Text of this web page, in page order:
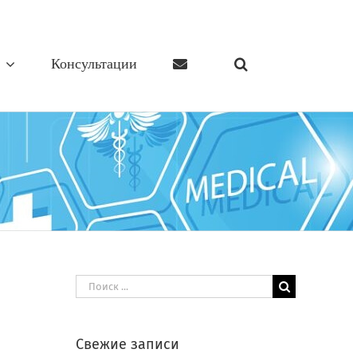
Консультации
Результат
поиска:
Свежие записи